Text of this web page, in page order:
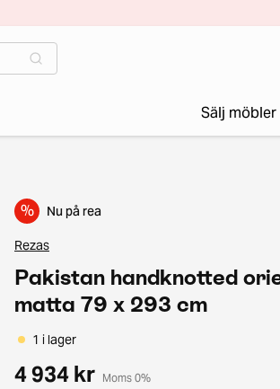
Sälj möbler
% Nu på rea
Rezas
Pakistan handknotted
matta 79 x 293 cm
1 i lager
4 934 kr Moms 0%